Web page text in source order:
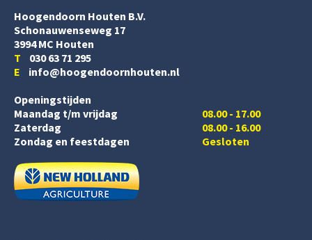
Hoogendoorn Houten B.V.
Schonauwenseweg 17
3994 MC Houten
T 030 63 71 295
E info@hoogendoornhouten.nl
Openingstijden
Maandag t/m vrijdag
Zaterdag
08.00 - 17.00
08.00 - 16.00
Zondag en feestdagen
Gesloten